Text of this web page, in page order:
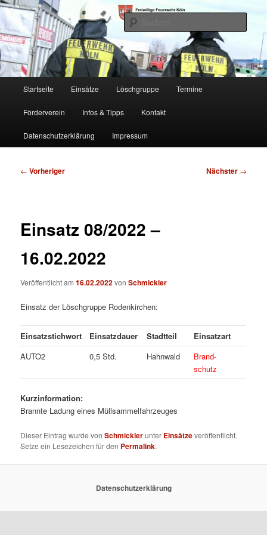
Zum
primären
Inhalt
springenFF Köln, LG RD
Freiwillige Feuerwehr Köln, Löschgruppe Rodenkirchen
Startseite Einsätze Löschgruppe Termine
Förderverein Infos & Tipps Kontakt
Datenschutzerklärung Impressum
Beitragsnavigation
← Vorheriger Nächster →
Einsatz 08/2022 –
16.02.2022
Veröffentlicht am16.02.2022vonSchmickler
Einsatz der Löschgruppe Rodenkirchen:
Einsatzstichwort Einsatzdauer Stadtteil
Einsatzart
AUTO2
0,5 Std. Hahnwald
Brand-
schutz
Kurzinformation:
Brannte Ladung eines Müllsammelfahrzeuges
Dieser Eintrag wurde vonSchmicklerunter Einsätzeveröffentlicht.
Setze ein Lesezeichen für den Permalink.
Datenschutzerklärung